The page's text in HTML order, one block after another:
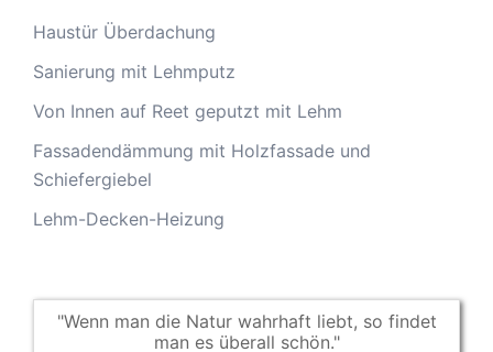
Haustür Überdachung
Sanierung mit Lehmputz
Von Innen auf Reet geputzt mit Lehm
Fassadendämmung mit Holzfassade und
Schiefergiebel
Lehm-Decken-Heizung
Wenn man die Natur wahrhaft liebt, so findet
man es überall schön.